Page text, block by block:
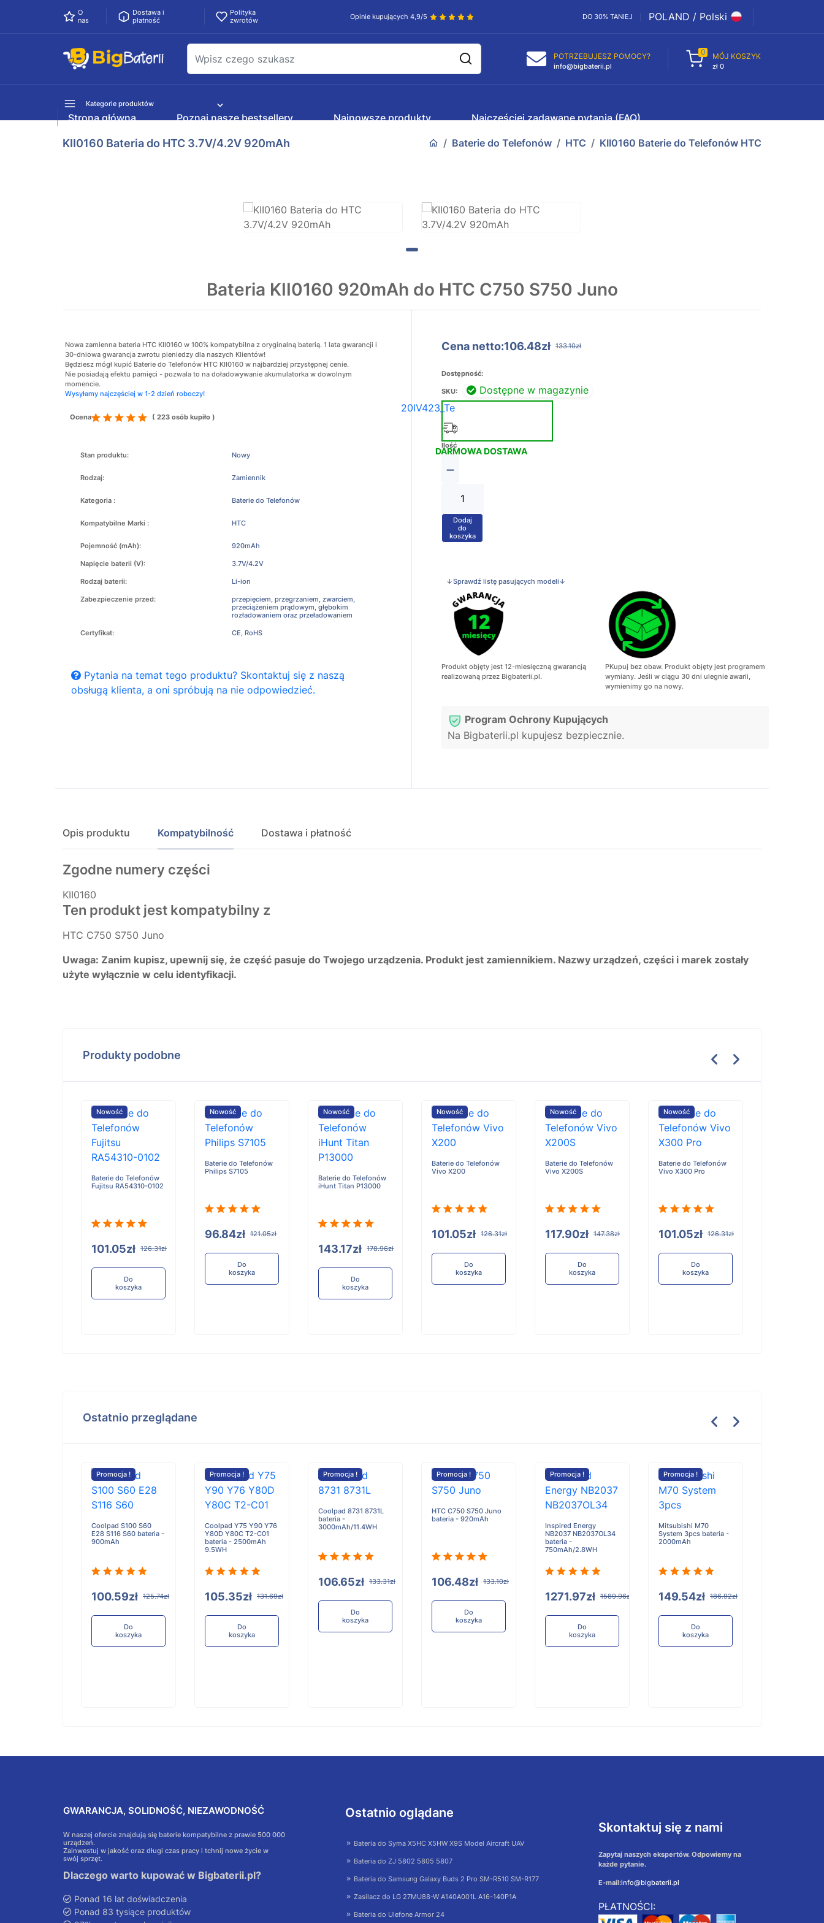
O
nas
Dostawa i
płatność
Polityka
zwrotów
Opinie kupujących 4,9/5 DO 30% TANIEJ POLAND / Polski
POTRZEBUJESZ POMOCY?
info@bigbaterii.pl
0 MÓJ KOSZYK
zł 0
Kategorie produktów
Strona główna Poznaj nasze bestsellery Najnowsze produkty Najczęściej zadawane pytania (FAQ)
KII0160 Bateria do HTC 3.7V/4.2V 920mAh Baterie do Telefonów HTC KII0160 Baterie do Telefonów HTC
Bateria KII0160 920mAh do HTC C750 S750 Juno
Nowa zamienna bateria HTC KII0160 w 100% kompatybilna z oryginalną baterią. 1 lata gwarancji i
30-dniowa gwarancja zwrotu pieniedzy dla naszych Klientów!
Będziesz mógł kupić Baterie do Telefonów HTC KII0160 w najbardziej przystępnej cenie.
Nie posiadają efektu pamięci - pozwala to na doładowywanie akumulatorka w dowolnym
momencie.
Wysyłamy najczęściej w 1-2 dzień roboczy!
Ocena ( 223 osób kupiło )
Stan produktu: Nowy
Rodzaj: Zamiennik
Kategoria : Baterie do Telefonów
Kompatybilne Marki : HTC
Pojemność (mAh): 920mAh
Napięcie baterii (V): 3.7V/4.2V
Rodzaj baterii: Li-ion
Zabezpieczenie przed:
przepięciem, przegrzaniem, zwarciem,
przeciążeniem prądowym, głębokim
rozładowaniem oraz przeładowaniem
Certyfikat: CE, RoHS
Pytania na temat tego produktu? Skontaktuj się z naszą
obsługą klienta, a oni spróbują na nie odpowiedzieć.
Cena netto:106.48zł 133.10zł
Dostępność:
Dostępne w magazynie
SKU:
20IV423_Te
DARMOWA DOSTAWA
Ilość
−
+
Dodaj
do
koszyka
↓Sprawdź listę pasujących modeli↓
Produkt objęty jest 12-miesięczną gwarancją
realizowaną przez Bigbaterii.pl.
PKupuj bez obaw. Produkt objęty jest programem
wymiany. Jeśli w ciągu 30 dni ulegnie awarii,
wymienimy go na nowy.
Program Ochrony Kupujących
Na Bigbaterii.pl kupujesz bezpiecznie.
Opis produktu Kompatybilność Dostawa i płatność
Zgodne numery części
KII0160
Ten produkt jest kompatybilny z
HTC C750 S750 Juno
Uwaga: Zanim kupisz, upewnij się, że część pasuje do Twojego urządzenia. Produkt jest zamiennikiem. Nazwy urządzeń, części i marek zostały
użyte wyłącznie w celu identyfikacji.
Produkty podobne
Nowość
Baterie do Telefonów
Fujitsu RA54310-0102
101.05zł 126.31zł
Do
koszyka
Nowość
Baterie do Telefonów
Philips S7105
96.84zł 121.05zł
Do
koszyka
Nowość
Baterie do Telefonów
iHunt Titan P13000
143.17zł 178.96zł
Do
koszyka
Nowość
Baterie do Telefonów
Vivo X200
101.05zł 126.31zł
Do
koszyka
Nowość
Baterie do Telefonów
Vivo X200S
117.90zł 147.38zł
Do
koszyka
Nowość
Baterie do Telefonów
Vivo X300 Pro
101.05zł 126.31zł
Do
koszyka
Ostatnio przeglądane
Promocja !
Coolpad S100 S60
E28 S116 S60 bateria -
900mAh
100.59zł 125.74zł
Do
koszyka
Promocja !
Coolpad Y75 Y90 Y76
Y80D Y80C T2-C01
bateria - 2500mAh
9.5WH
105.35zł 131.69zł
Do
koszyka
Promocja !
Coolpad 8731 8731L
bateria -
3000mAh/11.4WH
106.65zł 133.31zł
Do
koszyka
Promocja !
HTC C750 S750 Juno
bateria - 920mAh
106.48zł 133.10zł
Do
koszyka
Promocja !
Inspired Energy
NB2037 NB2037OL34
bateria -
750mAh/2.8WH
1271.97zł 1589.96zł
Do
koszyka
Promocja !
Mitsubishi M70
System 3pcs bateria -
2000mAh
149.54zł 186.92zł
Do
koszyka
GWARANCJA, SOLIDNOŚĆ, NIEZAWODNOŚĆ
W naszej ofercie znajdują się baterie kompatybilne z prawie 500 000
urządzeń.
Zainwestuj w jakość oraz długi czas pracy i tchnij nowe życie w
swój sprzęt.
Dlaczego warto kupować w Bigbaterii.pl?
Ponad 16 lat doświadczenia
Ponad 83 tysiące produktów
Ostatnio oglądane
Bateria do Syma X5HC X5HW X9S Model Aircraft UAV
Bateria do ZJ 5802 5805 5807
Bateria do Samsung Galaxy Buds 2 Pro SM-R510 SM-R177
Zasilacz do LG 27MU88-W A140A001L A16-140P1A
Bateria do Ulefone Armor 24
Skontaktuj się z nami
Zapytaj naszych ekspertów. Odpowiemy na
każde pytanie.
E-mail:info@bigbaterii.pl
PŁATNOŚCI: